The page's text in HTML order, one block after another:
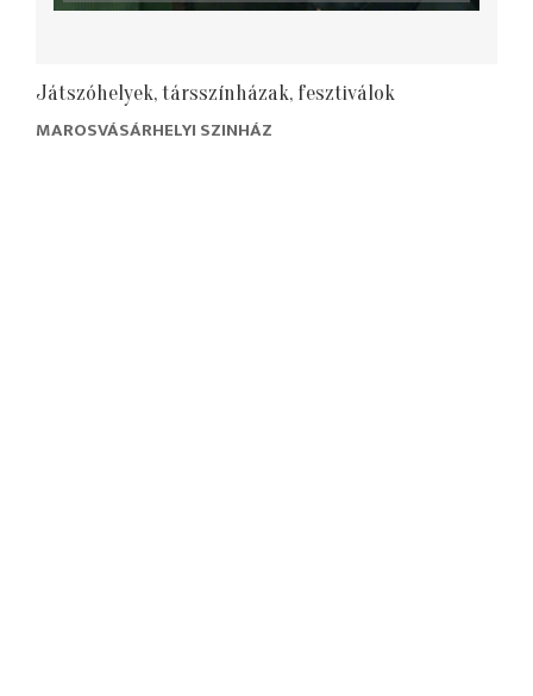
Játszóhelyek, társszínházak, fesztiválok
MAROSVÁSÁRHELYI SZINHÁZ